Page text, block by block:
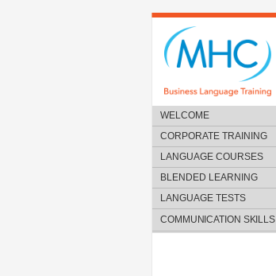
WELCOME
CORPORATE TRAINING
LANGUAGE COURSES
BLENDED LEARNING
LANGUAGE TESTS
COMMUNICATION SKILLS